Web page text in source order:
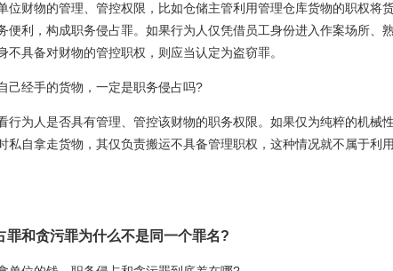
位财物的管理、管控权限，比如仓储主管利用管理仓库货物的职权将
便利，构成职务侵占罪。如果行为人仅凭借员工身份进入作案场所、
不具备对财物的管控职权，则应当认定为盗窃罪。
己经手的货物，一定是职务侵占吗?
行为人是否具有管理、管控该财物的职务权限。如果仅为纯粹的机械
私自拿走货物，其仅负责搬运不具备管理职权，这种情况就不属于利
罪和贪污罪为什么不是同一个罪名?